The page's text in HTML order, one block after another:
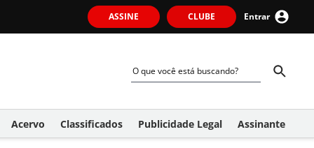
ASSINE CLUBE Entrar
Acervo Classificados Publicidade Legal Assinante